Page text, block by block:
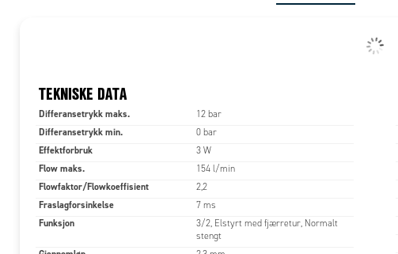
TEKNISKE DATA
Differansetrykk maks. 12 bar
Differansetrykk min. 0 bar
Effektforbruk 3 W
Flow maks. 154 l/min
Flowfaktor/Flowkoeffisient 2,2
Fraslagforsinkelse 7 ms
Funksjon
3/2, Elstyrt med fjærretur, Normalt
stengt